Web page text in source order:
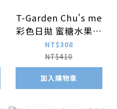
T-Garden Chu's me
彩色日拋 蜜糖水果酒
10片裝/盒
NT$308
NT$410
加入購物車